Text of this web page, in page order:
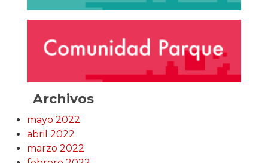
Archivos
mayo 2022
abril 2022
marzo 2022